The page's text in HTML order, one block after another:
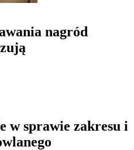
nagród
w sprawie zakresu i